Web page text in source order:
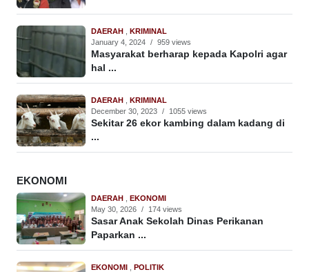
DAERAH
KRIMINAL
January 4, 2024 / 959 views
Masyarakat berharap kepada Kapolri agar
hal ...
DAERAH
KRIMINAL
December 30, 2023 / 1055 views
Sekitar 26 ekor kambing dalam kadang di
...
EKONOMI
DAERAH
EKONOMI
May 30, 2026 / 174 views
Sasar Anak Sekolah Dinas Perikanan
Paparkan ...
EKONOMI
POLITIK